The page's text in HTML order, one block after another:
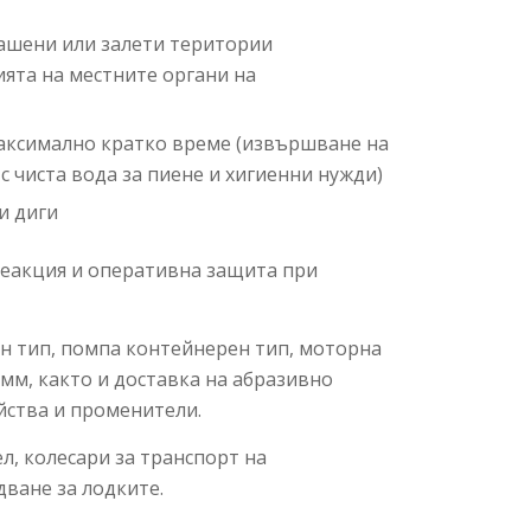
или залети територии
на местните органи на
кратко време (извършване на
чиста вода за пиене и хигиенни нужди)
диги
и оперативна защита при
тип, помпа контейнерен тип, моторна
както и доставка на абразивно
и променители.
колесари за транспорт на
за лодките.